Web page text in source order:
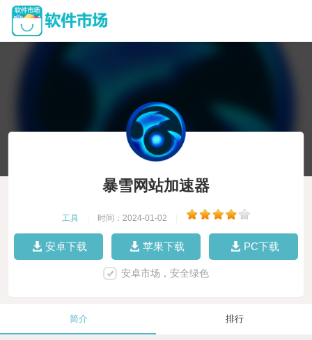
暴雪网站加速器
工具 时间：2024-01-02
安卓下载 苹果下载 PC下载
安卓市场，安全绿色
简介 排行